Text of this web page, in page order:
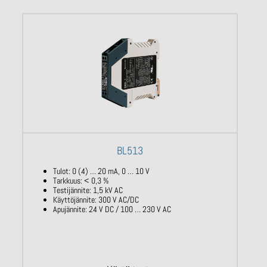
BL513
Tulot: 0 (4) … 20 mA, 0 … 10 V
Tarkkuus: < 0,3 %
Testijännite: 1,5 kV AC
Käyttöjännite: 300 V AC/DC
Apujännite: 24 V DC / 100 … 230 V AC